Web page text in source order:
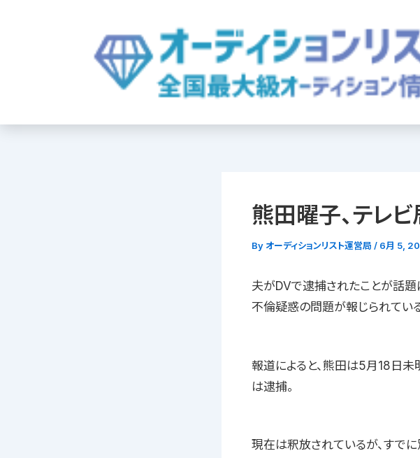
熊田曜子、テレ
By オーディションリスト運営局 / 6月 5,
夫がDVで逮捕されたことが話
不倫疑惑の問題が報じられている
報道によると、熊田は5月18日未
は逮捕。
現在は釈放されているが、すで